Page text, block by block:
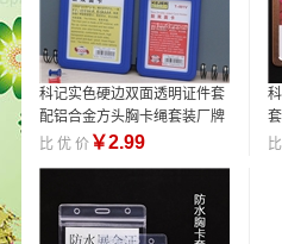
科记实色硬边双面透明证件套
配铝合金方头胸卡绳套装厂牌
员工证件
比 优 价 ￥2.99